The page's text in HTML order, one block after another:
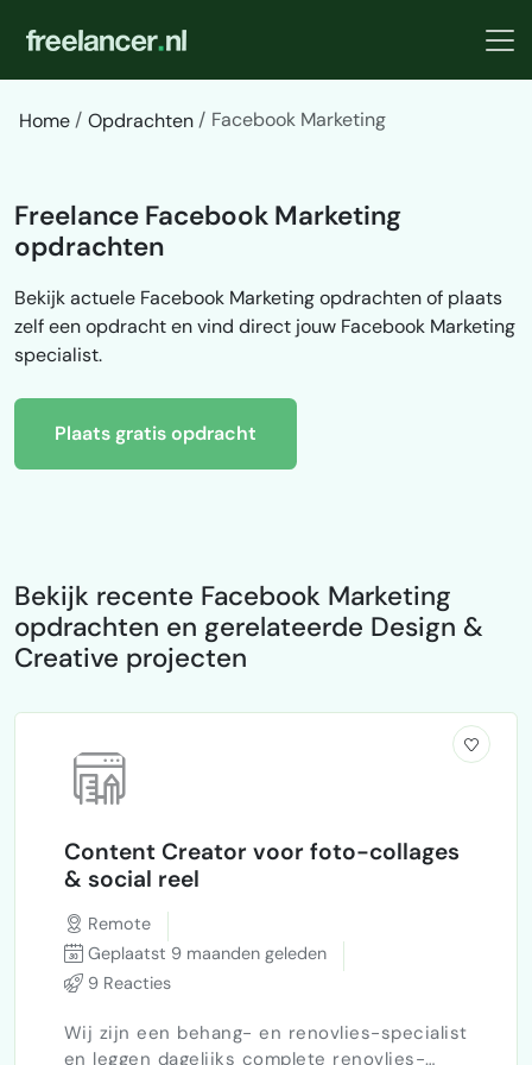
Home Opdrachten Facebook Marketing
Freelance Facebook Marketing
opdrachten
Bekijk actuele Facebook Marketing opdrachten of plaats
zelf een opdracht en vind direct jouw Facebook Marketing
specialist.
Plaats gratis opdracht
Bekijk recente Facebook Marketing
opdrachten en gerelateerde Design &
Creative projecten
Content Creator voor foto-collages
& social reel
Remote
Geplaatst 9 maanden geleden
9 Reacties
Wij zijn een behang- en renovlies-specialist
en leggen dagelijks complete renovlies-